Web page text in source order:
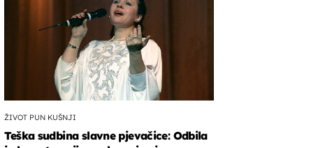
ŽIVOT PUN KUŠNJI
Teška sudbina slavne pjevačice: Odbila